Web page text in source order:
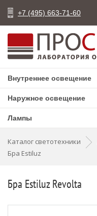
+7 (495) 663-71-60
Внутреннее освещение
Наружное освещение
Лампы
Каталог светотехники
Бра Estiluz
Бра Estiluz Revolta